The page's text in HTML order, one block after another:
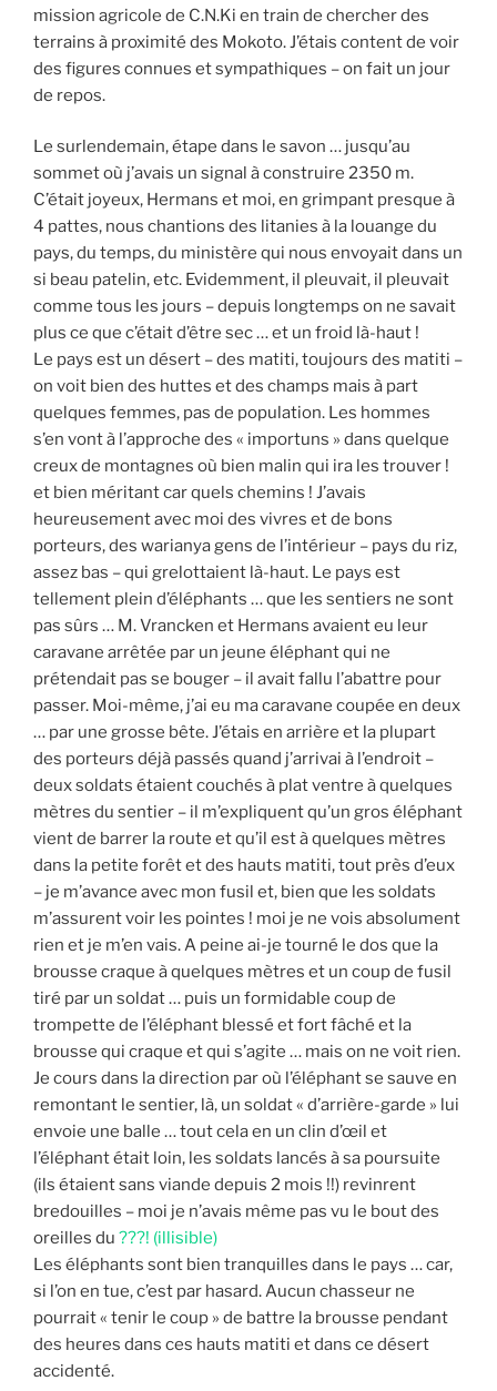
mission agricole de C.N.Ki en train de chercher des
terrains à proximité des Mokoto. J’étais content de voir
des figures connues et sympathiques – on fait un jour
de repos.
Le surlendemain, étape dans le savon … jusqu’au
sommet où j’avais un signal à construire 2350 m.
C’était joyeux, Hermans et moi, en grimpant presque à
4 pattes, nous chantions des litanies à la louange du
pays, du temps, du ministère qui nous envoyait dans un
si beau patelin, etc. Evidemment, il pleuvait, il pleuvait
comme tous les jours – depuis longtemps on ne savait
plus ce que c’était d’être sec … et un froid là-haut !
Le pays est un désert – des matiti, toujours des matiti –
on voit bien des huttes et des champs mais à part
quelques femmes, pas de population. Les hommes
s’en vont à l’approche des « importuns » dans quelque
creux de montagnes où bien malin qui ira les trouver !
et bien méritant car quels chemins ! J’avais
heureusement avec moi des vivres et de bons
porteurs, des warianya gens de l’intérieur – pays du riz,
assez bas – qui grelottaient là-haut. Le pays est
tellement plein d’éléphants … que les sentiers ne sont
pas sûrs … M. Vrancken et Hermans avaient eu leur
caravane arrêtée par un jeune éléphant qui ne
prétendait pas se bouger – il avait fallu l’abattre pour
passer. Moi-même, j’ai eu ma caravane coupée en deux
… par une grosse bête. J’étais en arrière et la plupart
des porteurs déjà passés quand j’arrivai à l’endroit –
deux soldats étaient couchés à plat ventre à quelques
mètres du sentier – il m’expliquent qu’un gros éléphant
vient de barrer la route et qu’il est à quelques mètres
dans la petite forêt et des hauts matiti, tout près d’eux
– je m’avance avec mon fusil et, bien que les soldats
m’assurent voir les pointes ! moi je ne vois absolument
rien et je m’en vais. A peine ai-je tourné le dos que la
brousse craque à quelques mètres et un coup de fusil
tiré par un soldat … puis un formidable coup de
trompette de l’éléphant blessé et fort fâché et la
brousse qui craque et qui s’agite … mais on ne voit rien.
Je cours dans la direction par où l’éléphant se sauve en
remontant le sentier, là, un soldat « d’arrière-garde » lui
envoie une balle … tout cela en un clin d’œil et
l’éléphant était loin, les soldats lancés à sa poursuite
(ils étaient sans viande depuis 2 mois !!) revinrent
bredouilles – moi je n’avais même pas vu le bout des
oreilles du ???! (illisible)
Les éléphants sont bien tranquilles dans le pays … car,
si l’on en tue, c’est par hasard. Aucun chasseur ne
pourrait « tenir le coup » de battre la brousse pendant
des heures dans ces hauts matiti et dans ce désert
accidenté.